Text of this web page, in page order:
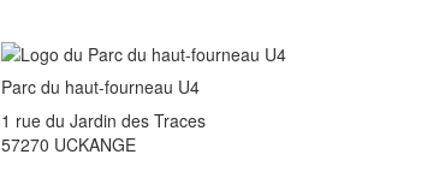
Parc du haut-fourneau U4
1 rue du Jardin des Traces
57270 UCKANGE